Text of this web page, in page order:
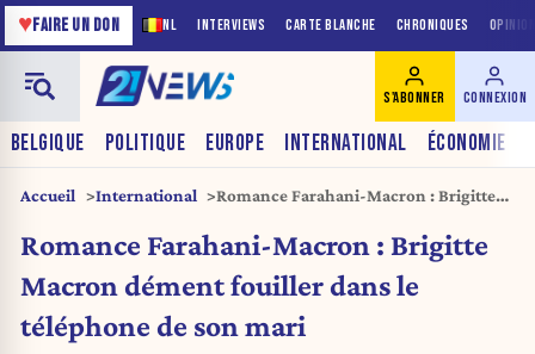
NL INTERVIEWS CARTE BLANCHE CHRONIQUES
♥FAIRE UN DON
BELGIQUE POLITIQUE EUROPE INTERNATIONAL ÉCONOMIE
S'ABONNER CONNEXION
Accueil International
Romance Farahani-Macron : Brigitte
téléphone de son mari
Romance Farahani-Macron : Brigitte
Macron dément fouiller dans le
téléphone de son mari